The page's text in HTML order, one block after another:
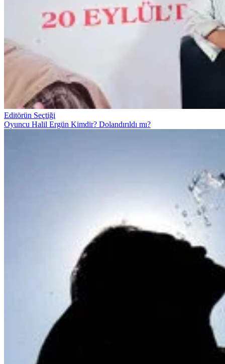
Editörün Seçtiği
Oyuncu Halil Ergün Kimdir? Dolandırıldı mı?